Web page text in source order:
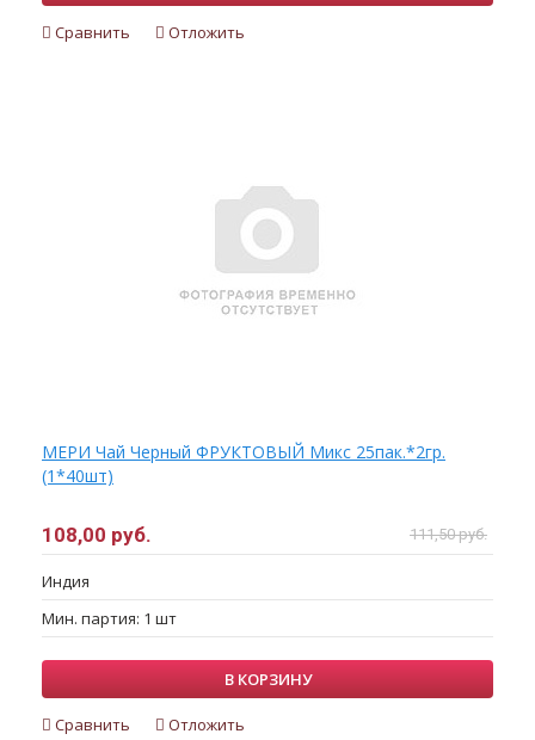
Сравнить Отложить
МЕРИ Чай Черный ФРУКТОВЫЙ Микс 25пак.*2гр.
(1*40шт)
108,00 руб. 111,50 руб.
Индия
Мин. партия: 1 шт
В КОРЗИНУ
Сравнить Отложить